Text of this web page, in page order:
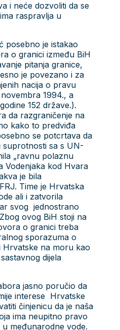
i neće dozvoliti da se
raspravlja u
posebno je istakao
o granici između BiH
pitanja granice,
je povezano i za
nacija o pravu
1994., a
152 države.).
da razgraničenje na
kako to predviđa
se potcrtava da
suprotnosti sa s UN-
„ravnu polaznu
Vodenjaka kod Hvara
je bila
Time je Hrvatska
ali i zatvorila
svog jednostrano
ovog BiH stoji na
o granici treba
sporazuma o
Hrvatske na moru kao
dijela
jasno poručio da
interese Hrvatske
činjenicu da je naša
ima neupitno pravo
međunarodne vode.